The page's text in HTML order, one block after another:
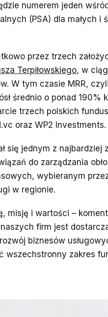
numerem jeden
(PSA) dla małych i
przez trzech
Terpiłowskiego, w
W tym czasie MRR,
średnio o ponad 190%
trzech polskich
oraz WP2 Investments.
się jednym z najbardziej
do zarządzania
wybieranym
w regionie.
misję i wartości –
firm jest
biznesów
wszechstronny zakres